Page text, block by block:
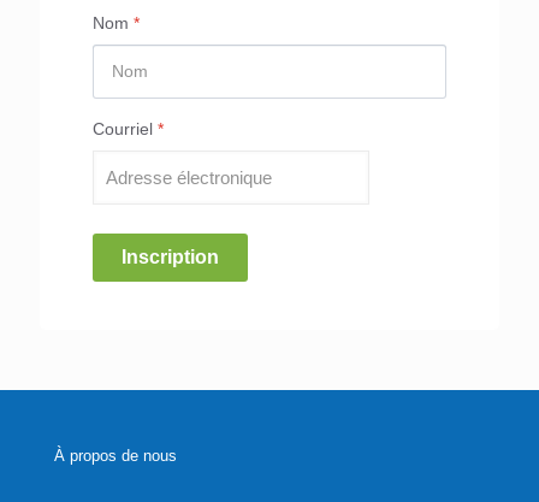
Nom *
Courriel *
Inscription
À propos de nous